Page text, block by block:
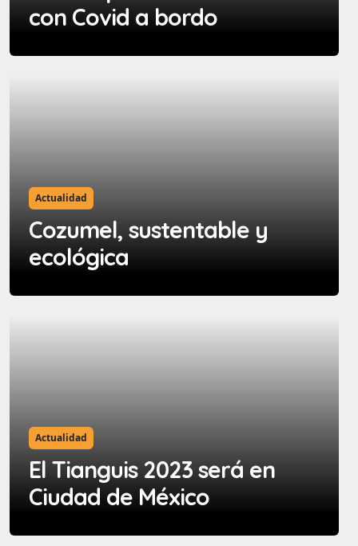
con Covid a bordo
Actualidad
Cozumel, sustentable y
ecológica
Actualidad
El Tianguis 2023 será en
Ciudad de México